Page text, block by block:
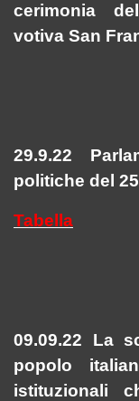
cerimonia
votiva San
29.9.22
politiche del
Tabella
09.09.22 La
popolo
istituzionali